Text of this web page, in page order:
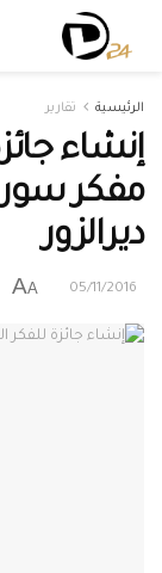
الرئيسية تقارير
إنشاء
مفكر
ديرالزور
05/11/2016
A
A